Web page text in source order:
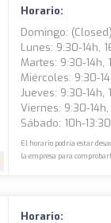
Horario:
Domingo: (closed)
Lunes: 9:30-14h,
Martes: 9:30-14h,
Miércoles: 9:30-
Jueves: 9:30-14h,
Viernes: 9:30-
Sábado: 10h-13:30
El horario podría estar
la empresa para
Horario: